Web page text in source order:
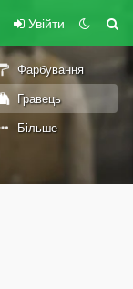
Увійти
Фарбування
Гравець
Більше